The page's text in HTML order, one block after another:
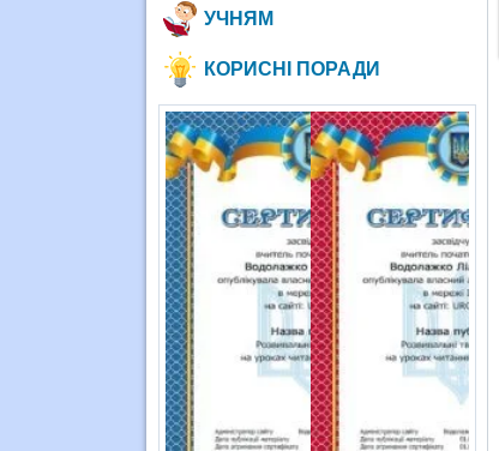
УЧНЯМ
КОРИСНІ ПОРАДИ